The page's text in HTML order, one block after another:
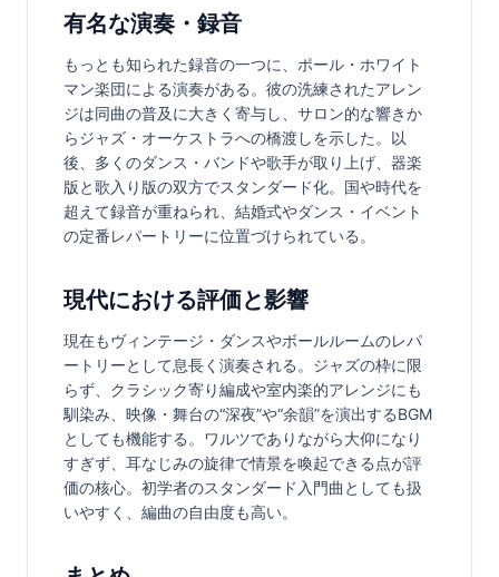
有名な演奏・録音
もっとも知られた録音の一つに、ポール・ホワイト
マン楽団による演奏がある。彼の洗練されたアレン
ジは同曲の普及に大きく寄与し、サロン的な響きか
らジャズ・オーケストラへの橋渡しを示した。以
後、多くのダンス・バンドや歌手が取り上げ、器楽
版と歌入り版の双方でスタンダード化。国や時代を
超えて録音が重ねられ、結婚式やダンス・イベント
の定番レパートリーに位置づけられている。
現代における評価と影響
現在もヴィンテージ・ダンスやボールルームのレパ
ートリーとして息長く演奏される。ジャズの枠に限
らず、クラシック寄り編成や室内楽的アレンジにも
馴染み、映像・舞台の“深夜”や“余韻”を演出するBGM
としても機能する。ワルツでありながら大仰になり
すぎず、耳なじみの旋律で情景を喚起できる点が評
価の核心。初学者のスタンダード入門曲としても扱
いやすく、編曲の自由度も高い。